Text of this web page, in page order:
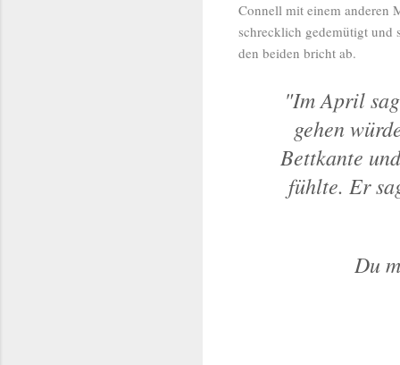
Connell mit einem anderen
schrecklich gedemütigt und
den beiden bricht ab.
"Im April
gehen
Bettkante
fühlte. Er
Du